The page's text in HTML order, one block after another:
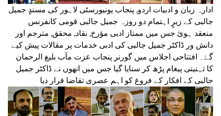
ادارہ زبان و ادبیات اردو, پنجاب یونیورسٹی لاہور کی مسندٍ جمیل
جالبی کے زیرٍ اہتمام دو روزہ جمیل جالبی قومی کانفرنس
منعقد ہوئ جس میں ممتاز ادبی مؤرخ, نقاد, محقق, مترجم اور
دانش ور ڈاکٹر جمیل جالبی کی ادبی خدمات پر مقالات پیش کیے
گۓ۔ افتتاحی اجلاس میں گورنر پنجاب عزت مآب بلیغ الرحمان
کا تہنیتی پیغام پڑھ کر سنایا گیا جس میں انھوں نے ڈاکٹر جمیل
جالبی کے افکار کے فروغ کو اہم عصری تقاضا قرار دیا